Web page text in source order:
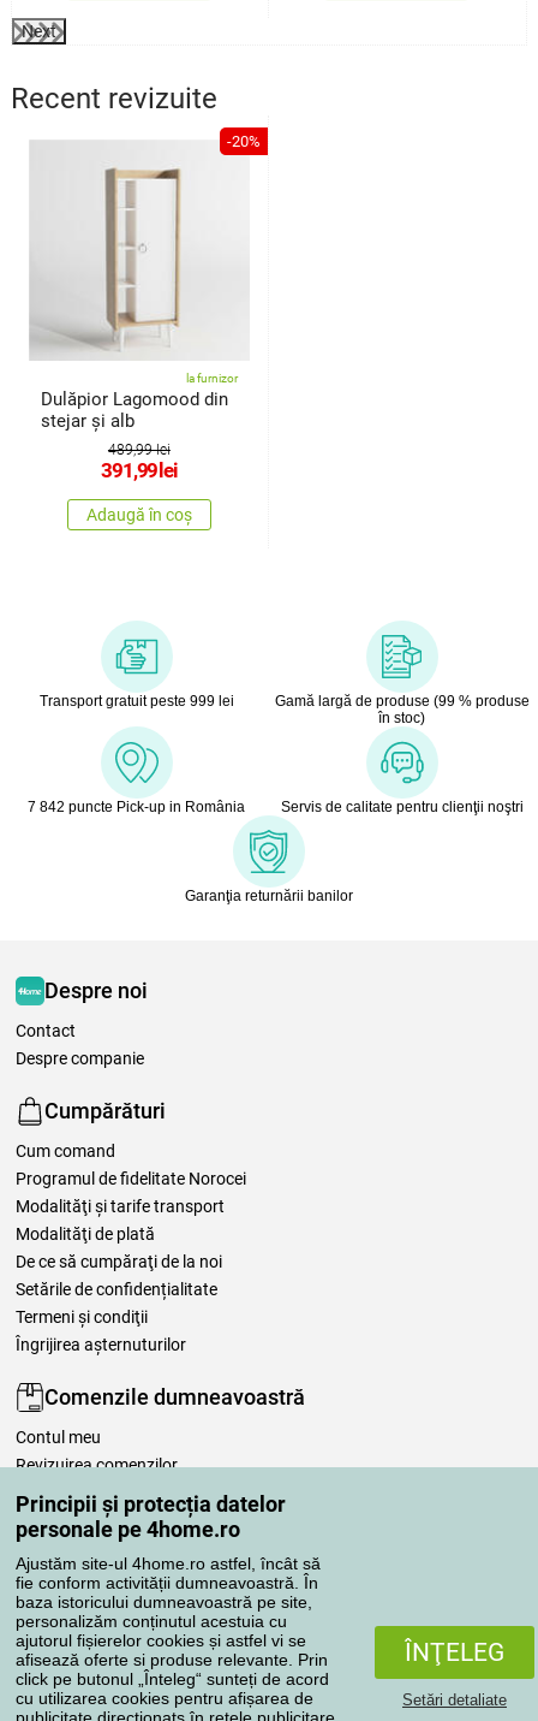
Principii și protecția datelor
personale pe 4home.ro
Ajustăm site-ul 4home.ro astfel, încât să
fie conform activității dumneavoastră. În
baza istoricului dumneavoastră pe site,
personalizăm conținutul acestuia cu
ajutorul fișierelor cookies și astfel vi se
afisează oferte si produse relevante. Prin
click pe butonul „Înteleg“ sunteți de acord
cu utilizarea cookies pentru afișarea de
ÎNŢELEG
Setări detaliate
Next
Recent revizuite
-20%
la furnizor
Dulăpior Lagomood din
stejar și alb
489,99 lei
391,99 lei
Adaugă în coș
Transport gratuit peste 999 lei
Gamă largă de produse (99 % produse
în stoc)
7 842 puncte Pick-up in România Servis de calitate pentru clienţii noştri
Garanţia returnării banilor
Despre noi
Contact
Despre companie
Cumpărături
Cum comand
Programul de fidelitate Norocei
Modalităţi şi tarife transport
Modalităţi de plată
De ce să cumpăraţi de la noi
Setările de confidențialitate
Termeni şi condiţii
Îngrijirea așternuturilor
Comenzile dumneavoastră
Contul meu
Revizuirea comenzilor
Reclamaţii
Retragere de la contract
Regulile de procesare a recenziilor
Metode de transport
Metode de plată